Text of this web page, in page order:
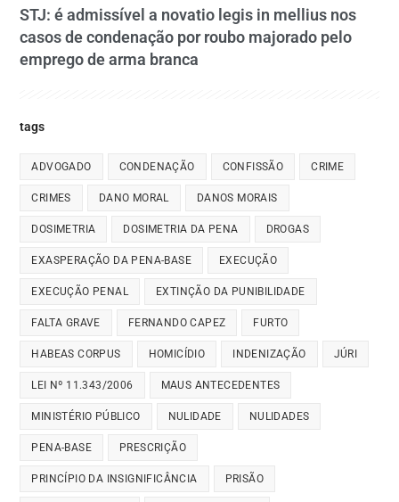
STJ: é admissível a novatio legis in mellius nos
casos de condenação por roubo majorado pelo
emprego de arma branca
tags
ADVOGADO CONDENAÇÃO CONFISSÃO CRIME
CRIMES DANO MORAL DANOS MORAIS
DOSIMETRIA DOSIMETRIA DA PENA DROGAS
EXASPERAÇÃO DA PENA-BASE EXECUÇÃO
EXECUÇÃO PENAL EXTINÇÃO DA PUNIBILIDADE
FALTA GRAVE FERNANDO CAPEZ FURTO
HABEAS CORPUS HOMICÍDIO INDENIZAÇÃO JÚRI
LEI Nº 11.343/2006 MAUS ANTECEDENTES
MINISTÉRIO PÚBLICO NULIDADE NULIDADES
PENA-BASE PRESCRIÇÃO
PRINCÍPIO DA INSIGNIFICÂNCIA PRISÃO